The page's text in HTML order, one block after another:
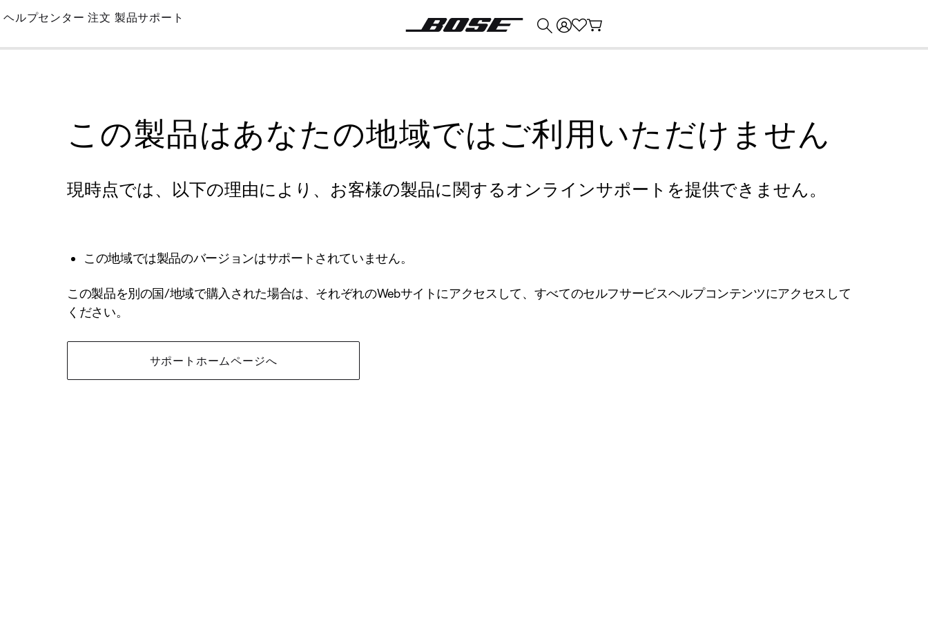
Skip
Main
ヘルプセンター 注文 製品サポート
この製品はあなたの地域ではご利用いただけません
現時点では、以下の理由により、お客様の製品に関するオンラインサポートを提供できません。
この地域では製品のバージョンはサポートされていません。
この製品を別の国/地域で購入された場合は、それぞれのWebサイトにアクセスして、すべてのセルフサービスヘルプコンテンツにアクセスして
ください。
サポートホームページへ